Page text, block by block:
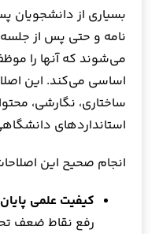
بسیاری از دانشجویان
نامه و حتی پس از جلسه
می‌شوند که آنها را
اساسی می‌کند. این
ساختاری، نگارشی،
استانداردهای
انجام صحیح این
کیفیت علمی
رفع نقاط ضعف